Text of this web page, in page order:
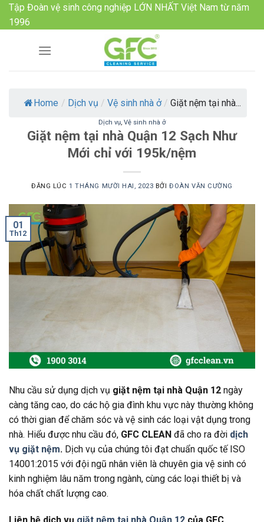
SkipTập Đoàn vệ sinh công nghiệp LỚN NHẤT Việt Nam từ năm
1996
Home / Dịch vụ / Vệ sinh nhà ở / Giặt nệm tại nhà...
Dịch vụ, Vệ sinh nhà ở
Giặt nệm tại nhà Quận 12 Sạch Như
Mới chỉ với 195k/nệm
ĐĂNG LÚC1 THÁNG MƯỜI HAI, 2023 BỞIĐOÀN VĂN CƯỜNG
01
Th12
Nhu cầu sử dụng dịch vụ giặt nệm tại nhà Quận 12 ngày
càng tăng cao, do các hộ gia đình khu vực này thường không
có thời gian để chăm sóc và vệ sinh các loại vật dụng trong
nhà. Hiểu được nhu cầu đó, GFC CLEAN đã cho ra đời dịch
vụ giặt nệm. Dịch vụ của chúng tôi đạt chuẩn quốc tế ISO
14001:2015 với đội ngũ nhân viên là chuyên gia vệ sinh có
kinh nghiệm lâu năm trong ngành, cùng các loại thiết bị và
hóa chất chất lượng cao.